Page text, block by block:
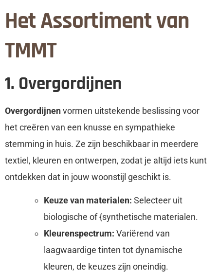
Het Assortiment van
TMMT
1. Overgordijnen
Overgordijnenvormen uitstekende beslissing voor
het creëren van een knusse en sympathieke
stemming in huis. Ze zijn beschikbaar in meerdere
textiel, kleuren en ontwerpen, zodat je altijd iets kunt
ontdekken dat in jouw woonstijl geschikt is.
Keuze van materialen: Selecteer uit
biologische of {synthetische materialen.
Kleurenspectrum: Variërend van
laagwaardige tinten tot dynamische
kleuren, de keuzes zijn oneindig.